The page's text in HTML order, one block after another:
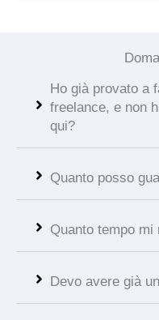
Ho già provato a
freelance, e non
qui?
Quanto posso
Quanto tempo mi
Devo avere già